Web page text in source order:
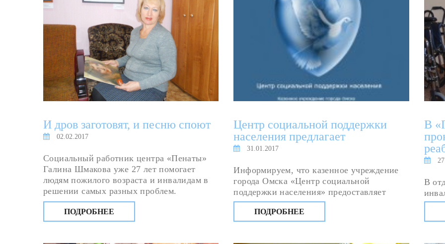
И дров заготовят, и песню споют
02.02.2017
Социальный работник центра «Пенаты»
Галина Шмакова уже 27 лет помогает
людям пожилого возраста и инвалидам в
решении самых разных проблем.
ПОДРОБНЕЕ
Центр социальной поддержки
населения предлагает
31.01.2017
Информируем, что казенное учреждение
города Омска «Центр социальной
поддержки населения» предоставляет
следующие меры социальной поддержки
ПОДРОБНЕЕ
В
В